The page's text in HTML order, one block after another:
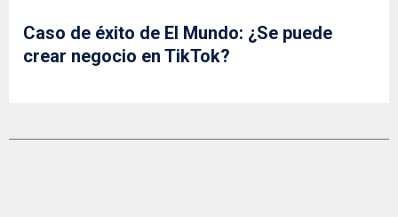
Caso de éxito de El Mundo: ¿Se puede
crear negocio en TikTok?